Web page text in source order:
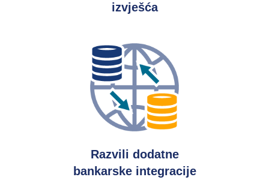
izvješća
Razvili dodatne
bankarske integracije